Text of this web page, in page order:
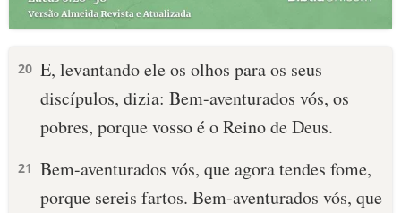
20 E, levantando ele os olhos para os seus
discípulos, dizia: Bem-aventurados vós, os
pobres, porque vosso é o Reino de Deus.
21 Bem-aventurados vós, que agora tendes fome,
porque sereis fartos. Bem-aventurados vós, que